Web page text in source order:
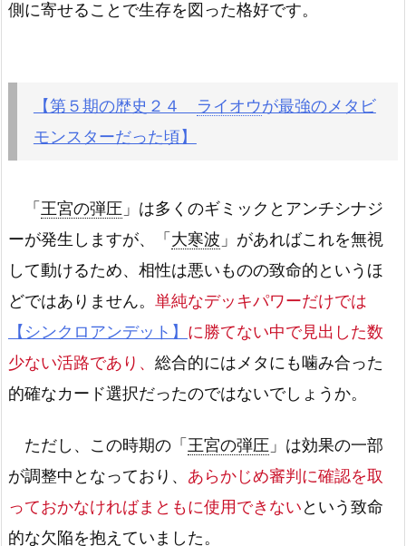
側に寄せることで生存を図った格好です。
【第５期の歴史２４ ライオウが最強のメタビ
モンスターだった頃】
「 王宮の弾圧 」は多くのギミックとアンチシナジ
ーが発生しますが、「 大寒波 」があればこれを無視
して動けるため、相性は悪いものの致命的というほ
どではありません。 単純なデッキパワーだけでは
【シンクロアンデット】 に勝てない中で見出した数
少ない活路であり、 総合的にはメタにも噛み合った
的確なカード選択だったのではないでしょうか。
ただし、この時期の「 王宮の弾圧 」は効果の一部
が調整中となっており、 あらかじめ審判に確認を取
っておかなければまともに使用できない という致命
的な欠陥を抱えていました。